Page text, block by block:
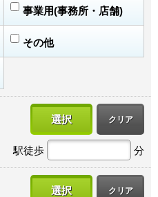
事業用(事務所・店舗)
その他
選択 クリア
駅徒歩 分
選択 クリア